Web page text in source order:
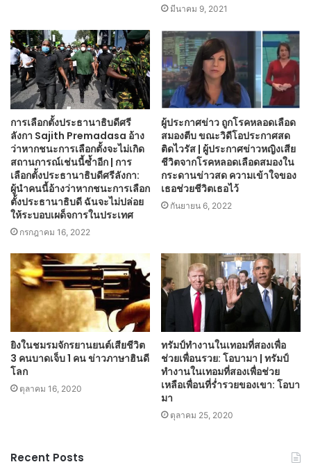
มีนาคม 9, 2021
การเลือกตั้งประธานาธิบดีศรี
ลังกา Sajith Premadasa อ้าง
ว่าหากชนะการเลือกตั้งจะไม่เกิด
สถานการณ์เช่นนี้ซ้ำอีก | การ
เลือกตั้งประธานาธิบดีศรีลังกา:
ผู้นำคนนี้อ้างว่าหากชนะการเลือก
ตั้งประธานาธิบดี ฉันจะไม่ปล่อย
ให้ระบอบเผด็จการในประเทศ
กรกฎาคม 16, 2022
ผู้ประกาศข่าว ถูกโรคหลอดเลือด
สมองตีบ ขณะวิดีโอประกาศสด
ติดไวรัส | ผู้ประกาศข่าวหญิงเสีย
ชีวิตจากโรคหลอดเลือดสมองใน
กระดานข่าวสด ความเข้าใจของ
เธอช่วยชีวิตเธอไว้
กันยายน 6, 2022
ยิงในชมรมจักรยานยนต์เสียชีวิต
3 คนบาดเจ็บ 1 คน ข่าวภาษาฮินดี
โลก
ตุลาคม 16, 2020
ทรัมป์ทำงานในเทอมที่สองเพื่อ
ช่วยเพื่อนรวย: โอบามา | ทรัมป์
ทำงานในเทอมที่สองเพื่อช่วย
เหลือเพื่อนที่ร่ำรวยของเขา: โอบา
มา
ตุลาคม 25, 2020
Recent Posts